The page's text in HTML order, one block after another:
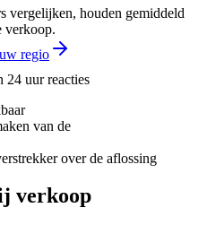
vergelijken, houden gemiddeld
verkoop.
regio
uur reacties
van de
over de aflossing
verkoop